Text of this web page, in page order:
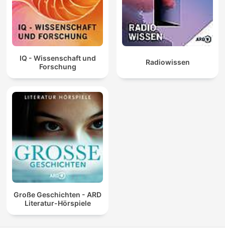
IQ - Wissenschaft und
Forschung
Radiowissen
Große Geschichten - ARD
Literatur-Hörspiele